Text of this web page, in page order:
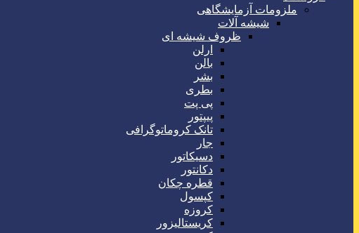
ملزومات آزمایشگاهی
شیشه آلات
ظروف شیشه ای
ارلن
بالن
بشر
بطری
پی پت
پیپتور
تانک کروماتوگرافی
جار
دسیکاتور
دکانتور
قطره چکان
کپسول
کروزه
کریستالیزور